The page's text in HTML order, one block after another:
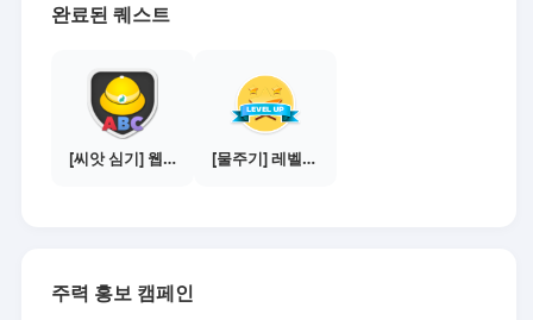
완료된 퀘스트
[씨앗 심기] 웹툰보기 - 수익내기 편 [물주기] 레벨업하기 - 브론즈
주력 홍보 캠페인